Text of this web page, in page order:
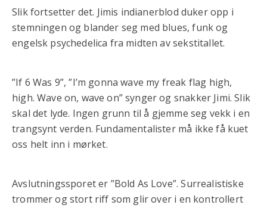
Slik fortsetter det. Jimis indianerblod duker opp i
stemningen og blander seg med blues, funk og
engelsk psychedelica fra midten av sekstitallet.
”If 6 Was 9”, ”I’m gonna wave my freak flag high,
high. Wave on, wave on” synger og snakker Jimi. Slik
skal det lyde. Ingen grunn til å gjemme seg vekk i en
trangsynt verden. Fundamentalister må ikke få kuet
oss helt inn i mørket.
Avslutningssporet er ”Bold As Love”. Surrealistiske
trommer og stort riff som glir over i en kontrollert